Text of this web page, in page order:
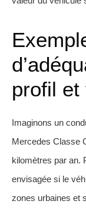
profil et
Imaginons un
Mercedes Classe
kilomètres par an.
envisagée si le
zones urbaines et